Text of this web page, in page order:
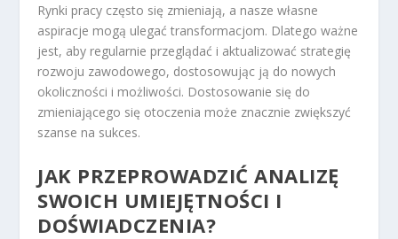
Rynki pracy często się zmieniają, a nasze własne
aspiracje mogą ulegać transformacjom. Dlatego ważne
jest, aby regularnie przeglądać i aktualizować strategię
rozwoju zawodowego, dostosowując ją do nowych
okoliczności i możliwości. Dostosowanie się do
zmieniającego się otoczenia może znacznie zwiększyć
szanse na sukces.
JAK PRZEPROWADZIĆ ANALIZĘ
SWOICH UMIEJĘTNOŚCI I
DOŚWIADCZENIA?